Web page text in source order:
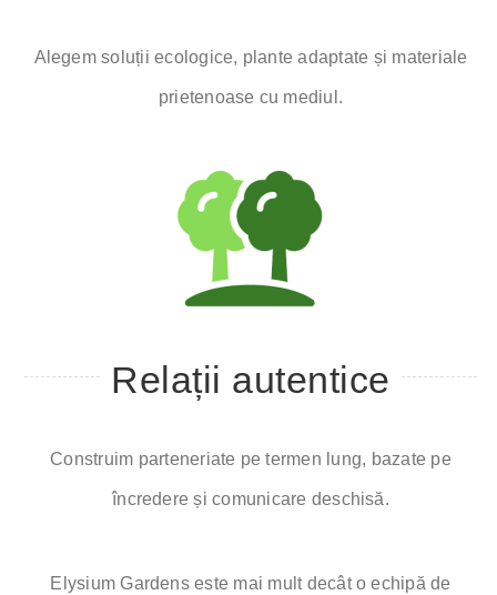
A legem soluții ecologice, plante adaptate și materiale
prietenoase cu mediul.
Relații autentice
Construim parteneriate pe termen lung, bazate pe
încredere și comunicare deschisă.
Elysium Gardens este mai mult decât o echipă de